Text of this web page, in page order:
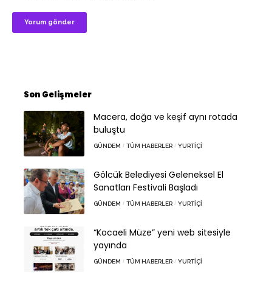
Son Gelişmeler
Macera, doğa ve keşif aynı rotada
buluştu
GÜNDEM TÜM HABERLER YURTIÇI
Gölcük Belediyesi Geleneksel El
Sanatları Festivali Başladı
GÜNDEM TÜM HABERLER YURTIÇI
“Kocaeli Müze” yeni web sitesiyle
yayında
GÜNDEM TÜM HABERLER YURTIÇI